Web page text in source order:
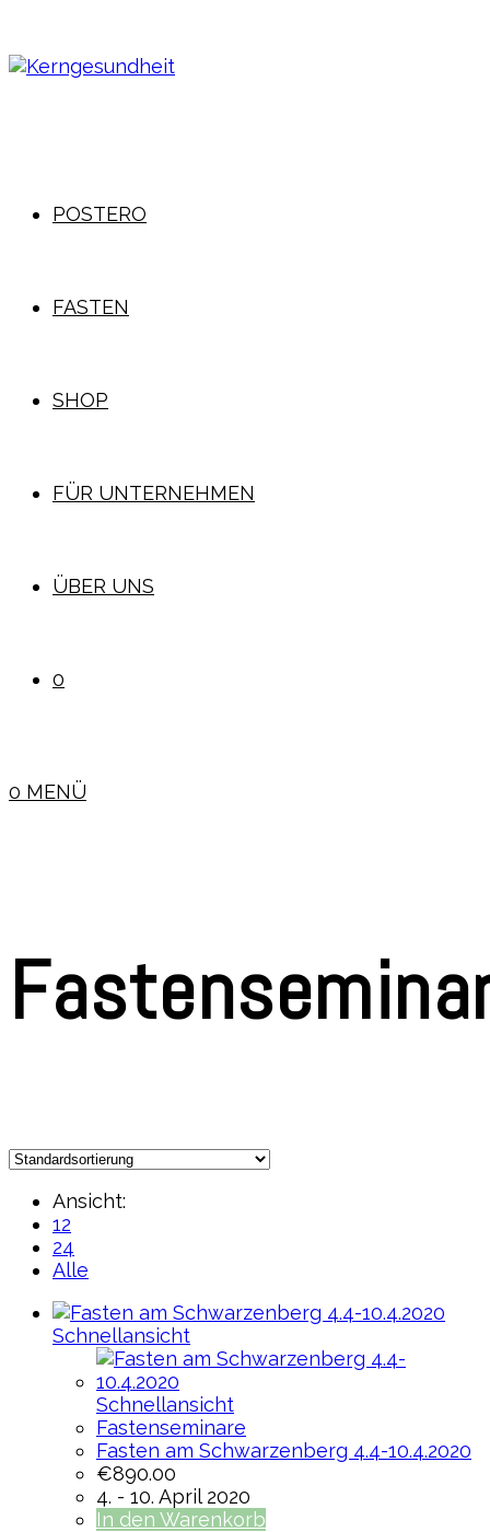
POSTERO
FASTEN
SHOP
FÜR UNTERNEHMEN
ÜBER UNS
0
0 MENÜ
Ansicht:
12
24
Alle
Schnellansicht
Schnellansicht
Fastenseminare
Fasten am Schwarzenberg 4.4-10.4.2020
€890.00
4. - 10. April 2020
In den Warenkorb